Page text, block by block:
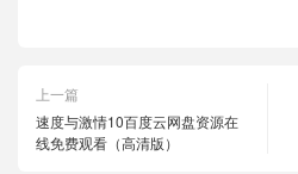
上一篇
速度与激情10百度云网盘资源在
线免费观看（高清版）